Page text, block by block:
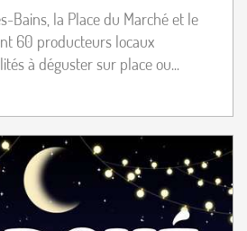
Bains, la Place du Marché et le
60 producteurs locaux
à déguster sur place ou...